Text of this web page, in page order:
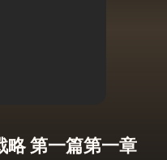
略 第一篇第一章